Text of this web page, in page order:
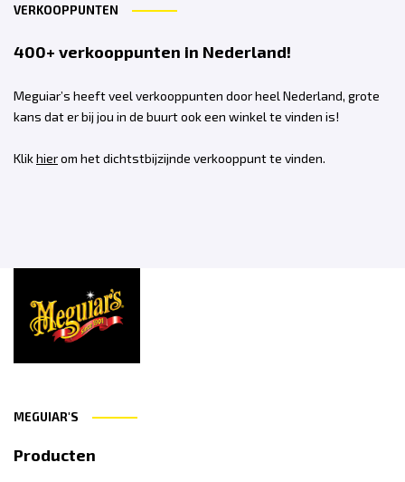
VERKOOPPUNTEN
400+ verkooppunten in Nederland!
Meguiar’s heeft veel verkooppunten door heel Nederland, grote
kans dat er bij jou in de buurt ook een winkel te vinden is!
Klikhierom het dichtstbijzijnde verkooppunt te vinden.
MEGUIAR'S
Producten